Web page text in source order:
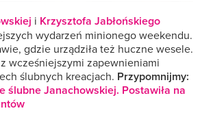
i Krzysztofa Jabłońskiego
wydarzeń minionego weekendu.
gdzie urządziła też huczne wesele.
wcześniejszymi zapewnieniami
ślubnych kreacjach. Przypomnijmy:
ślubne Janachowskiej. Postawiła na